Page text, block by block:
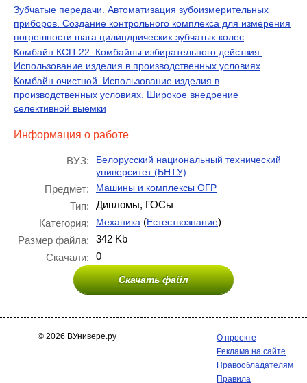
Зубчатые передачи. Автоматизация зубоизмерительных
приборов. Создание контрольного комплекса для измерения
погрешности шага цилиндрических зубчатых колес
Комбайн КСП-22. Комбайны избирательного действия.
Использование изделия в производственных условиях
Комбайн очистной. Использование изделия в
производственных условиях. Широкое внедрение
селективной выемки
Информация о работе
ВУЗ:
Белорусский национальный технический
университет (БНТУ)
Предмет: Машины и комплексы ОГР
Тип:
Дипломы, ГОСы
Категория:
Механика (Естествознание)
Размер файла:
342 Kb
Скачали:
0
Скачать файл
© 2026 ВУнивере.ру
О проекте
Реклама на сайте
Правообладателям
Правила